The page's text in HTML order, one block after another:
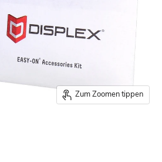
Zum Zoomen tippen